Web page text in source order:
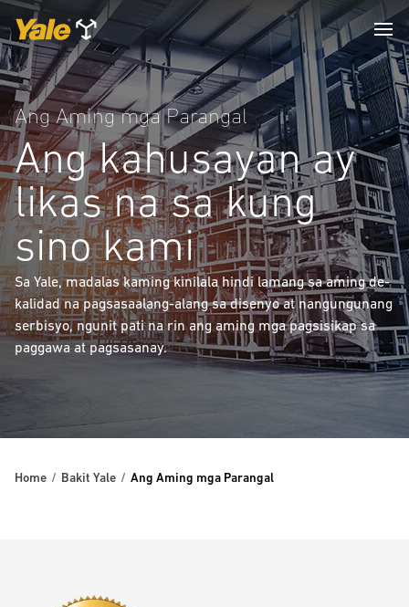
Ang Aming mga Parangal
Ang kahusayan ay
likas na sa kung
sino kami
Sa Yale, madalas kaming kinilala hindi lamang sa aming de-
kalidad na pagsasaalang-alang sa disenyo at nangungunang
serbisyo, ngunit pati na rin ang aming mga pagsisikap sa
paggawa at pagsasanay.
Home Bakit Yale Ang Aming mga Parangal